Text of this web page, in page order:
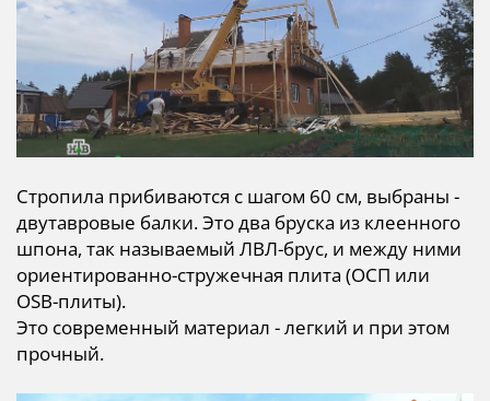
Стропила прибиваются с шагом 60 см, выбраны -
двутавровые балки. Это два бруска из клеенного
шпона, так называемый ЛВЛ-брус, и между ними
ориентированно-стружечная плита (ОСП или
OSB-плиты).
Это современный материал - легкий и при этом
прочный.